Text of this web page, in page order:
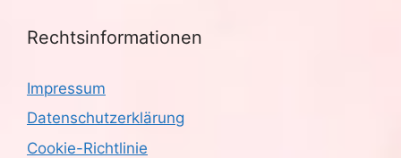
Rechtsinformationen
Impressum
Datenschutzerklärung
Cookie-Richtlinie